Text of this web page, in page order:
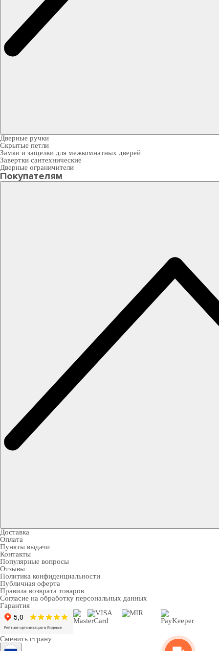
Дверные ручки
Скрытые петли
Замки и защелки для межкомнатных дверей
Завертки сантехнические
Дверные ограничители
Покупателям
Доставка
Оплата
Пункты выдачи
Контакты
Популярные вопросы
Отзывы
Политика конфиденциальности
Публичная оферта
Правила возврата товаров
Согласие на обработку персональных данных
Гарантия
Сменить страну